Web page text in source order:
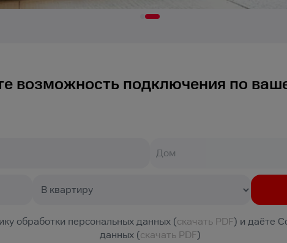
возможность подключения по
обработки персональных данных (скачать PDF) и даёте
данных (скачать PDF)